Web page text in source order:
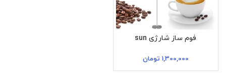
فوم ساز شارژی sun
1,300,000 تومان